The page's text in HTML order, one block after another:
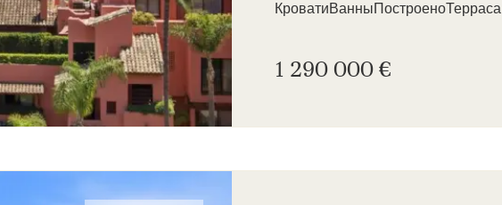
КроватиВанныПостроеноТерраса
1 290 000 €